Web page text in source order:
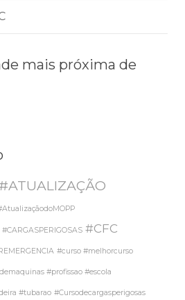
mais próxima de
#ATUALIZAÇÃO
#CARGASPERIGOSAS #CFC
#curso #melhorcurso
#profissao #escola
#tubarao #Cursodecargasperigosas